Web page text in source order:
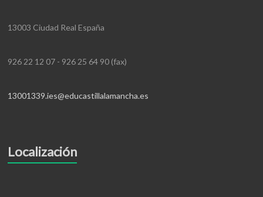
13003 Ciudad Real España
926 22 12 07 - 926 25 64 90 (fax)
13001339.ies@educastillalamancha.es
Localización